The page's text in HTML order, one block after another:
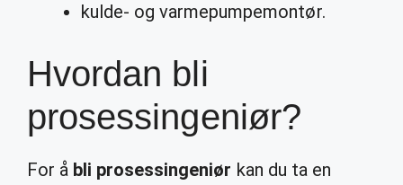
kulde- og varmepumpemontør.
Hvordan bli
prosessingeniør?
For å bli prosessingeniør kan du ta en